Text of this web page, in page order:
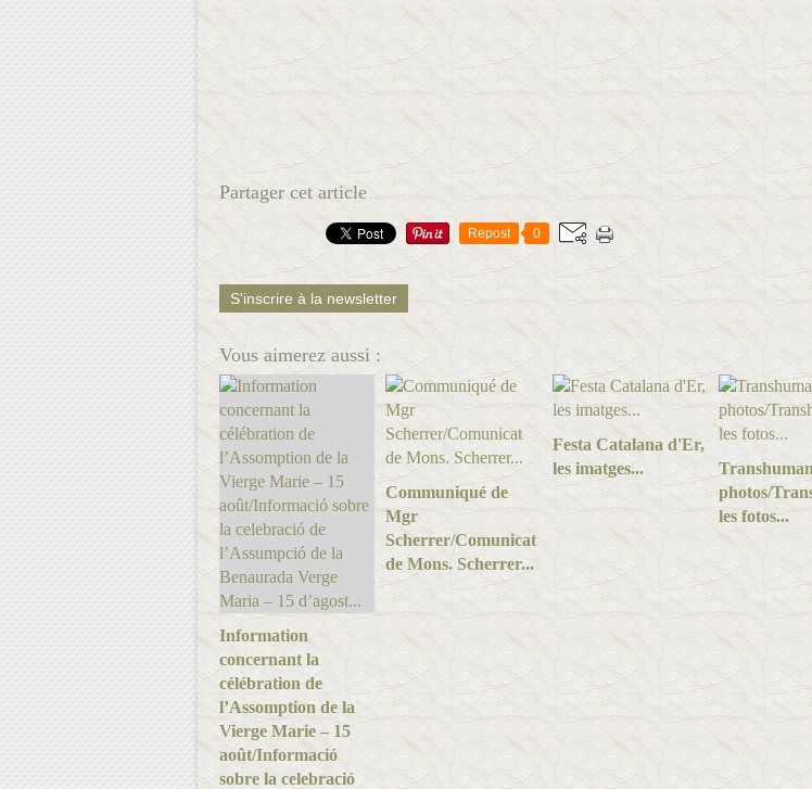
Partager cet article
Repost 0
S'inscrire à la newsletter
Vous aimerez aussi :
Information
concernant la
célébration de
l’Assomption de la
Vierge Marie – 15
août/Informació
sobre la celebració
Communiqué de
Mgr
Scherrer/Comunicat
de Mons. Scherrer...
Festa Catalana d'Er,
les imatges...
photos/
les fotos...